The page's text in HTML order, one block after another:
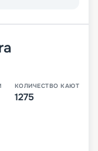
КОЛИЧЕСТВО КАЮТ
1275